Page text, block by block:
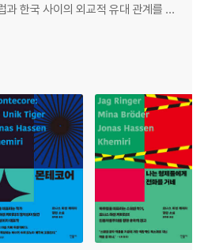
과 한국 사이의 외교적 유대 관계를 돈
위한 연극제 자료조사 I, II, III』, 역서로